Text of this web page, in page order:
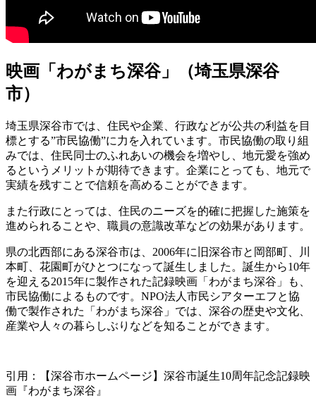
映画「わがまち深谷」（埼玉県深谷
市）
埼玉県深谷市では、住民や企業、行政などが公共の利益を目
標とする”市民協働”に力を入れています。市民協働の取り組
みでは、住民同士のふれあいの機会を増やし、地元愛を強め
るというメリットが期待できます。企業にとっても、地元で
実績を残すことで信頼を高めることができます。
また行政にとっては、住民のニーズを的確に把握した施策を
進められることや、職員の意識改革などの効果があります。
県の北西部にある深谷市は、2006年に旧深谷市と岡部町、川
本町、花園町がひとつになって誕生しました。誕生から10年
を迎える2015年に製作された記録映画「わがまち深谷」も、
市民協働によるものです。NPO法人市民シアターエフと協
働で製作された「わがまち深谷」では、深谷の歴史や文化、
産業や人々の暮らしぶりなどを知ることができます。
引用：【深谷市ホームページ】深谷市誕生10周年記念記録映
画『わがまち深谷』